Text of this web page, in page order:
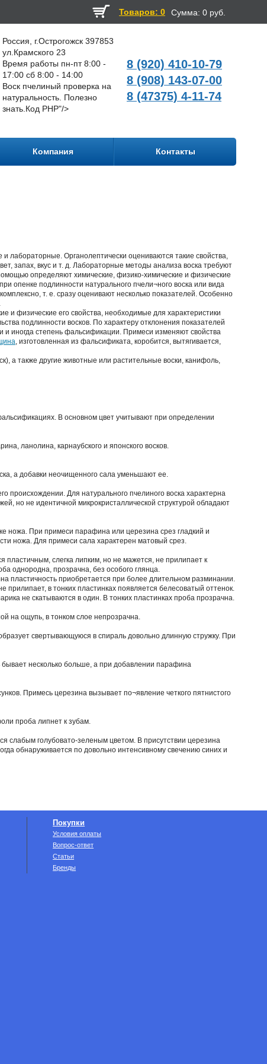
Товаров: 0 Сумма: 0 руб.
Россия, г.Острогожск 397853
ул.Крамского 23
Время работы пн-пт 8:00 -
17:00 сб 8:00 - 14:00
Воск пчелиный проверка на
натуральность. Полезно
знать. Код PHP"/>
8 (920) 410-10-79
8 (908) 143-07-00
8 (47375) 4-11-74
Компания Контакты
лабораторные. Органолептически оцениваются такие свойства,
запах, вкус и т. д. Лабораторные методы анализа воска требуют
определяют химические, физико-химические и физические
опенке подлинности натурального пчели¬ного воска или вида
т. е. сразу оценивают несколько показателей. Особенно
и физические его свойства, необходимые для характеристики
подлинности восков. По характеру отклонения показателей
и иногда степень фальсификации. Примеси изменяют свойства
, изготовленная из фальсификата, коробится, вытягивается,
а также другие животные или растительные воски, канифоль,
В основном цвет учитывают при определении
ланолина, карнаубского и японского восков.
а добавки неочищенного сала уменьшают ее.
происхождении. Для натурального пчелиного воска характерна
но не идентичной микрокристаллической структурой обладают
ножа. При примеси парафина или церезина срез гладкий и
ножа. Для примеси сала характерен матовый срез.
слегка липким, но не мажется, не прилипает к
однородна, прозрачна, без особого глянца.
пластичность приобретается при более длительном разминании.
в тонких пластинках появляется белесоватый оттенок.
не скатываются в один. В тонких пластинках проба прозрачна.
на ощупь, в тонком слое непрозрачна.
свертывающуюся в спираль довольно длинную стружку. При
бывает несколько больше, а при добавлении парафина
Примесь церезина вызывает по¬явление четкого пятнистого
проба липнет к зубам.
слабым голубовато-зеленым цветом. В присутствии церезина
обнаруживается по довольно интенсивному свечению синих и
Покупки
Условия оплаты
Вопрос-ответ
Статьи
Бренды